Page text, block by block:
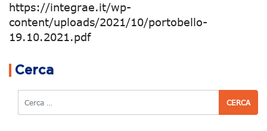
https://integrae.it/wp-
content/uploads/2021/10/portobello-
19.10.2021.pdf
Cerca
Cerca